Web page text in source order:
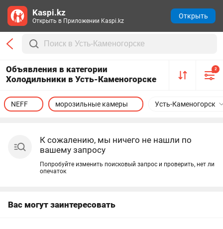
Объявления в категории
Холодильники в Усть-Каменогорске
2
Усть-Каменогорск
NEFF морозильные камеры
К сожалению, мы ничего не нашли по
вашему запросу
Попробуйте изменить поисковый запрос и проверить, нет ли
опечаток
Вас могут заинтересовать
Kaspi.kz
Открыть в Приложении Kaspi.kz
Открыть